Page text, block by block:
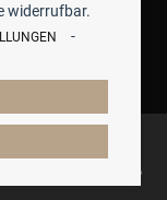
widerrufbar.
-
GESETZTL.
& VERSAND